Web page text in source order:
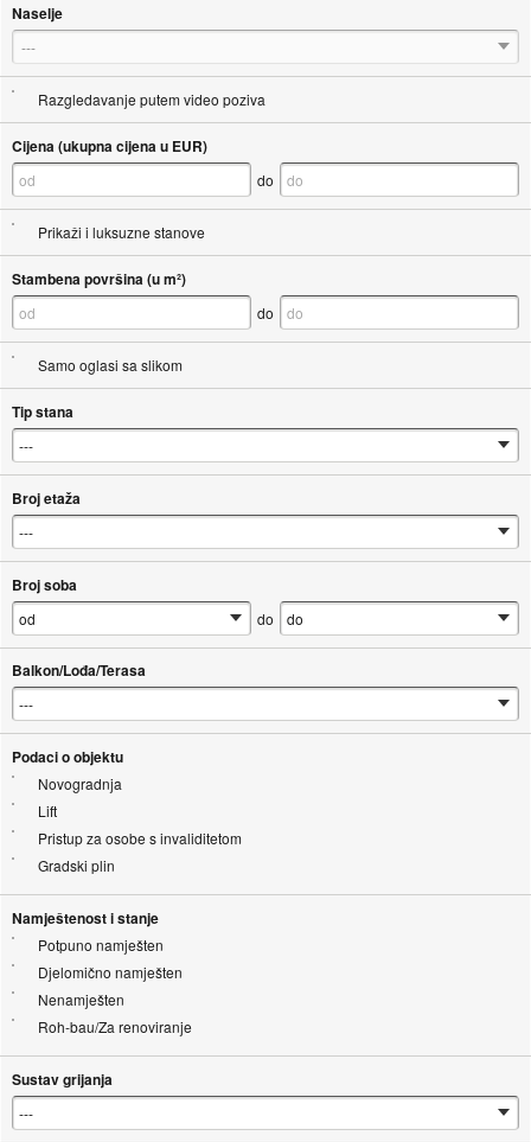
Naselje
---
Razgledavanje putem video poziva
Cijena (ukupna cijena u EUR)
do
Prikaži i luksuzne stanove
Stambena površina (u m²)
do
Samo oglasi sa slikom
Tip stana
Broj etaža
Broj soba
do
Balkon/Lođa/Terasa
Podaci o objektu
Novogradnja
Lift
Pristup za osobe s invaliditetom
Gradski plin
Namještenost i stanje
Potpuno namješten
Djelomično namješten
Nenamješten
Roh-bau/Za renoviranje
Sustav grijanja